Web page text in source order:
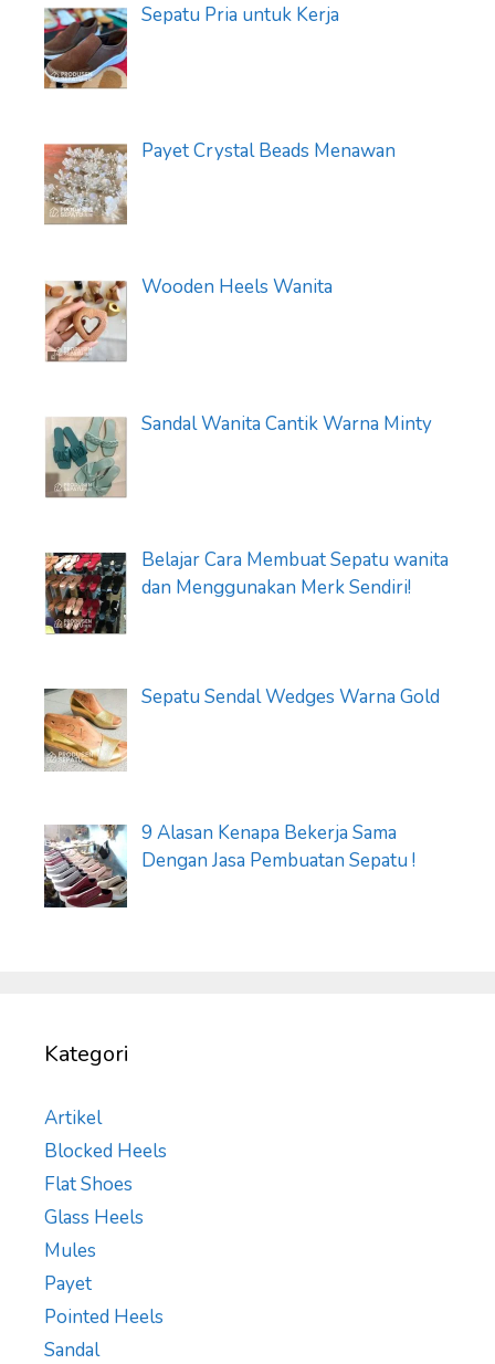
Sepatu Pria untuk Kerja
Payet Crystal Beads Menawan
Wooden Heels Wanita
Sandal Wanita Cantik Warna Minty
Belajar Cara Membuat Sepatu wanita
dan Menggunakan Merk Sendiri!
Sepatu Sendal Wedges Warna Gold
9 Alasan Kenapa Bekerja Sama
Dengan Jasa Pembuatan Sepatu !
Kategori
Artikel
Blocked Heels
Flat Shoes
Glass Heels
Mules
Payet
Pointed Heels
Sandal